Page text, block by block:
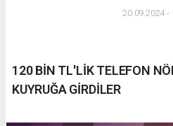
20.09.2024 -
120 BİN TL'LİK TELEFON
KUYRUĞA GİRDİLER